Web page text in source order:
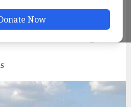
Now
စ်မရှိသည့် ကောလာဟလ
းအမှားဖြန့်ဝေသူကို
မှုဥပဒေဖြင့်အရေးယူခံရ